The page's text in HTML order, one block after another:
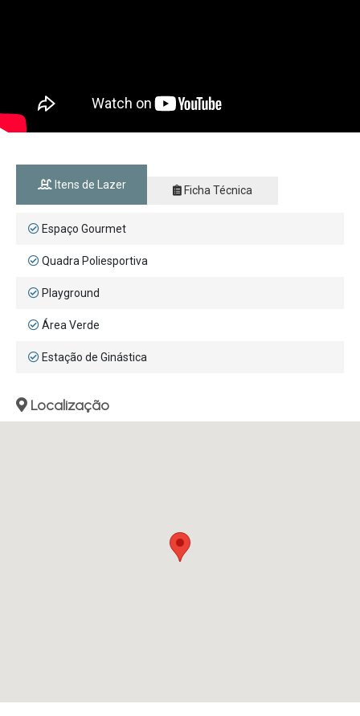
Itens de Lazer Ficha Técnica
Espaço Gourmet
Quadra Poliesportiva
Playground
Área Verde
Estação de Ginástica
Localização